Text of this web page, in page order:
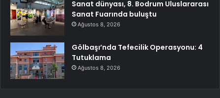
Sanat dünyası, 8. Bodrum Uluslararası
Sanat Fuarında buluştu
Ağustos 8, 2026
Gölbaşı’nda Tefecilik Operasyonu: 4
Tutuklama
Ağustos 8, 2026